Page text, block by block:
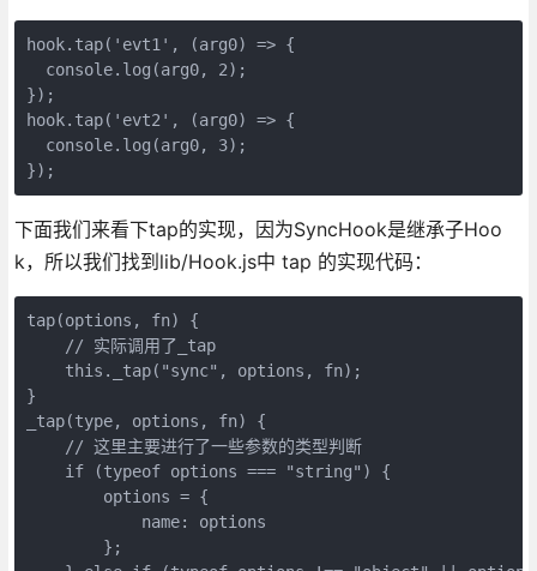
hook.tap('evt1', (arg0) => {
  console.log(arg0, 2);
});
hook.tap('evt2', (arg0) => {
  console.log(arg0, 3);
下面我们来看下tap的实现，因为SyncHook是继承子Hoo
k，所以我们找到lib/Hook.js中 tap 的实现代码：
tap(options, fn) {
    // 实际调用了_tap
    this._tap("sync", options, fn);
}
_tap(type, options, fn) {
    // 这里主要进行了一些参数的类型判断
    if (typeof options === "string") {
        options = {
            name: options
        };